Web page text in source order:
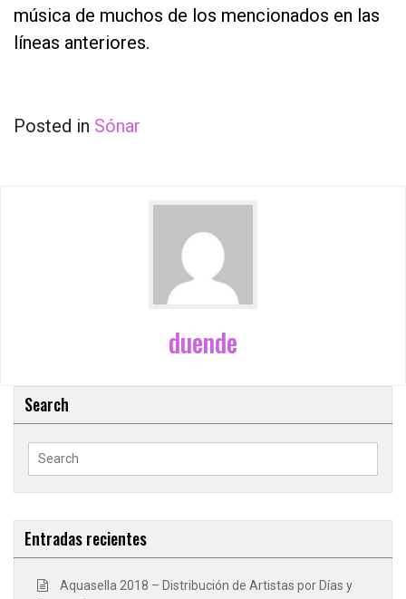
música de muchos de los mencionados en las
líneas anteriores.
Posted in Sónar
duende
Search
Search
Entradas recientes
Aquasella 2018 – Distribución de Artistas por Días y